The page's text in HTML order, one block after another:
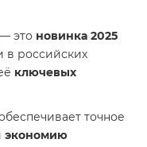
— это новинка 2025
в российских
ключевых
точное
экономию